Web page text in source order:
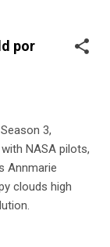
Faure, et le
fourrure Pierre-
l'actu
:
réalisation :
por
3,
NASA pilots,
Annmarie
clouds high